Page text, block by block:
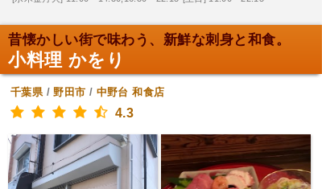
昔懐かしい街で味わう、新鮮な刺身と和食。
小料理 かをり
千葉県/野田市 / 中野台 和食店
4.3